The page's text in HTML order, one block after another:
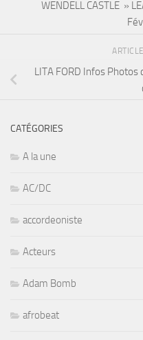
WENDELL CASTLE »
LITA FORD Infos
CATÉGORIES
A la une
AC/DC
accordeoniste
Acteurs
Adam Bomb
afrobeat